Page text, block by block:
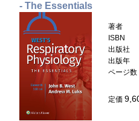
- The Essentials
著者
ISBN
出版社
出版年
ページ数
定価